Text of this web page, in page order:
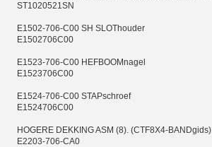
ST1020521SN
E1502-706-C00 SH SLOThouder
E1502706C00
E1523-706-C00 HEFBOOMnagel
E1523706C00
E1524-706-C00 STAPschroef
E1524706C00
HOGERE DEKKING ASM (8). (CTF8X4-BANDgids)
E2203-706-CA0